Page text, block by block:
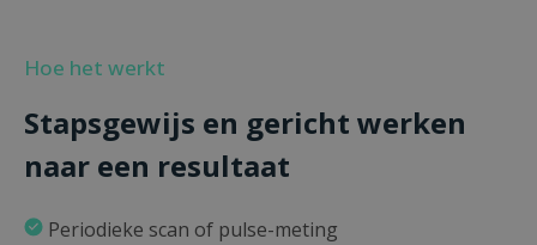
Hoe het werkt
Stapsgewijs en gericht werken
naar een resultaat
Periodieke scan of pulse-meting